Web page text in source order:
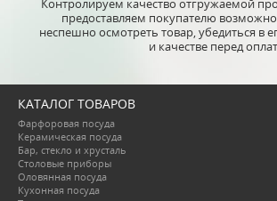
Контролируем качество отгружаемой
предоставляем покупателю
неспешно осмотреть товар, убедиться в
и качестве перед
КАТАЛОГ ТОВАРОВ
Фарфоровая посуда
Керамическая посуда
Бар, стекло и хрусталь
Столовые приборы
Оловянная посуда
Кухонная посуда